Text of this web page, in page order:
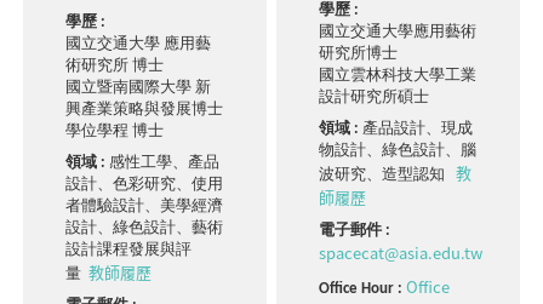
學歷 :
國立交通大學 應用藝
術研究所 博士
國立暨南國際大學 新
興產業策略與發展博士
學位學程 博士
領域 :感性工學、產品
設計、色彩研究、使用
者體驗設計、美學經濟
設計、綠色設計、藝術
設計課程發展與評
量教師履歷
學歷 :
國立交通大學應用藝術
研究所博士
國立雲林科技大學工業
設計研究所碩士
領域 : 產品設計、現成
物設計、綠色設計、腦
波研究、造型認知教
師履歷
電子郵件 :
spacecat@asia.edu.tw
Office Hour :Office